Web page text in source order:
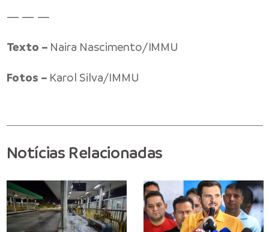
— — —
Texto – Naira Nascimento/IMMU
Fotos – Karol Silva/IMMU
Notícias Relacionadas